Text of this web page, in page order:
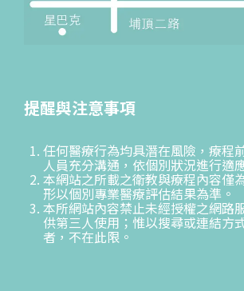
提醒與注意事項
任何醫療行為均具潛在風險，療程
人員充分溝通，依個別狀況進行適
本網站之所載之衛教與療程內容僅
形以個別專業醫療評估結果為準。
本所網站內容禁止未經授權之網路
供第三人使用；惟以搜尋或連結方
者，不在此限。